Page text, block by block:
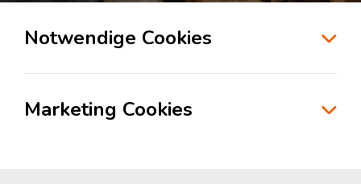
Notwendige Cookies
Marketing Cookies